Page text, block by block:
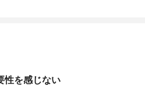
性を感じない